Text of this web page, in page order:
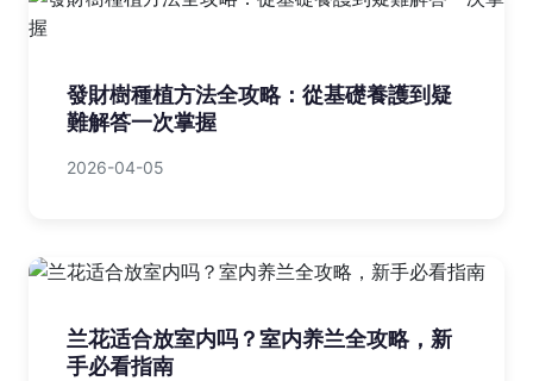
發財樹種植方法全攻略：從基礎養護到疑
難解答一次掌握
2026-04-05
兰花适合放室内吗？室内养兰全攻略，新
手必看指南